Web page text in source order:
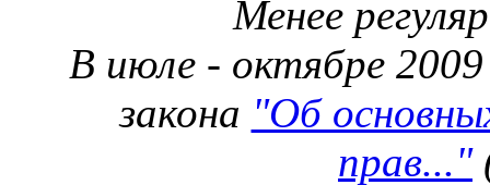
Менее
В июле - октябре
закона "Об
прав..."